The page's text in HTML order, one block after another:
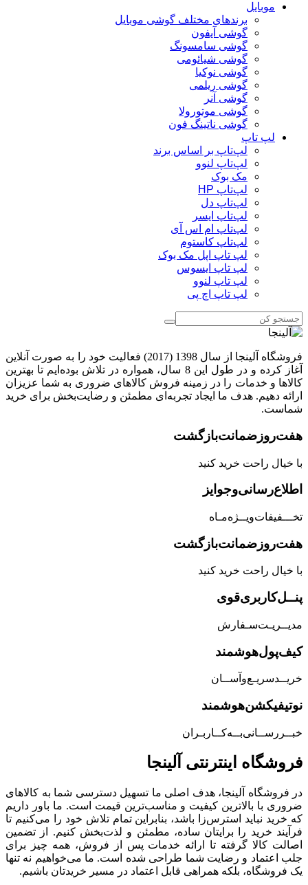
موبایل
برندهای مختلف گوشی موبایل
گوشی آیفون
گوشی سامسونگ
گوشی شیائومی
گوشی نوکیا
گوشی ریلمی
گوشی آنر
گوشی موتورولا
گوشی ناتینگ فون
لپ تاپ
لپ‌تاپ بر اساس برند
لپ‌تاپ لنوو
مک بوک
لپ‌تاپ HP
لپ‌تاپ دل
لپ‌تاپ ایسر
لپ‌تاپ ام اس آی
لپ‌تاپ کاستوم
لپ تاپ اپل مک بوک
لپ تاپ ایسوس
لپ تاپ لنوو
لپ تاپ اچ پی
فروشگاه آلینجا از سال 1398 (2017) فعالیت خود را به صورت آنلاین
آغاز کرده و در طول این 8 سال، همواره در تلاش بوده‌ایم تا بهترین
کالاها و خدمات را در زمینه فروش کالاهای ضروری به شما عزیزان
ارائه دهیم. هدف ما ایجاد تجربه‌ای مطمئن و رضایت‌بخش برای خرید
شماست.
هفت‌روز‌ضمانت‌بازگشت
با خیال راحت خرید کنید
اطلاع‌رسانی‌و‌جوایز
تخـــفیفات‌ویــژه‌مـاه
هفت‌روز‌ضمانت‌بازگشت
با خیال راحت خرید کنید
پنــل‌کاربری‌قوی
مدیــریـت‌سـفارش
کیف‌پول‌هوشمند
خریــد‌سریـع‌و‌آســان
نوتیفیکشن‌هوشمند
خبــررســانی‌بــه‌کــاربـران
فروشگاه‌ اینترنتی‌ آلینجا
در فروشگاه آلینجا، هدف اصلی ما تسهیل دسترسی شما به کالاهای
ضروری با بالاترین کیفیت و مناسب‌ترین قیمت است. ما باور داریم
که خرید نباید استرس‌زا باشد، بنابراین تمام تلاش خود را می‌کنیم تا
فرآیند خرید را برایتان ساده، مطمئن و لذت‌بخش کنیم. از تضمین
اصالت کالا گرفته تا ارائه خدمات پس از فروش، همه چیز برای
جلب اعتماد و رضایت شما طراحی شده است. ما می‌خواهیم نه تنها
یک فروشگاه، بلکه همراهی قابل اعتماد در مسیر خریدتان باشیم.